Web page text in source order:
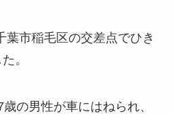
葉市稲毛区の交差点でひき
。
の男性が車にはねられ、